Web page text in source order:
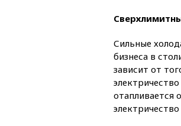
Сильные
бизнеса в
зависит от
отапливается